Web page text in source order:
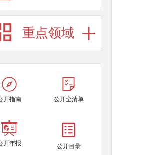
重点领域
开指南 公开全清单
开年报 公开目录